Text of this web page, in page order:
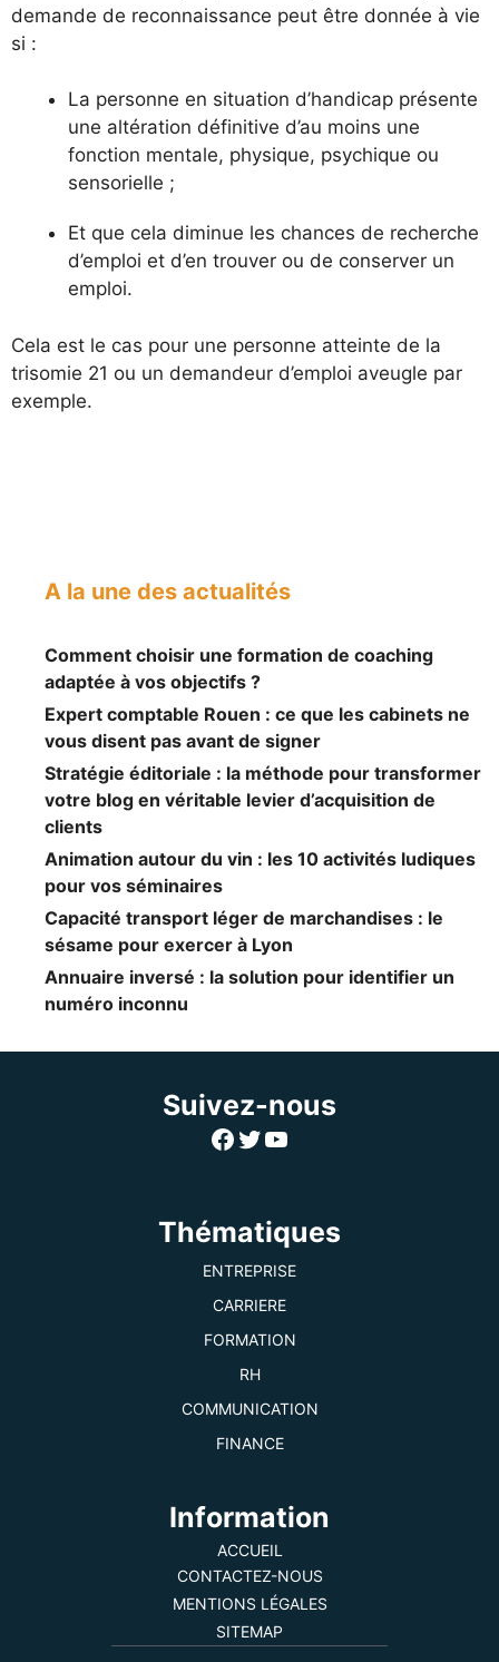
demande de reconnaissance peut être donnée à vie
si :
La personne en situation d’handicap présente
une altération définitive d’au moins une
fonction mentale, physique, psychique ou
sensorielle ;
Et que cela diminue les chances de recherche
d’emploi et d’en trouver ou de conserver un
emploi.
Cela est le cas pour une personne atteinte de la
trisomie 21 ou un demandeur d’emploi aveugle par
exemple.
A la une des actualités
Comment choisir une formation de coaching
adaptée à vos objectifs ?
Expert comptable Rouen : ce que les cabinets ne
vous disent pas avant de signer
Stratégie éditoriale : la méthode pour transformer
votre blog en véritable levier d’acquisition de
clients
Animation autour du vin : les 10 activités ludiques
pour vos séminaires
Capacité transport léger de marchandises : le
sésame pour exercer à Lyon
Annuaire inversé : la solution pour identifier un
numéro inconnu
Suivez-nous
Facebook
Twitter
YouTube
Thématiques
ENTREPRISE
CARRIERE
FORMATION
RH
COMMUNICATION
FINANCE
Information
ACCUEIL
CONTACTEZ-NOUS
MENTIONS LÉGALES
SITEMAP